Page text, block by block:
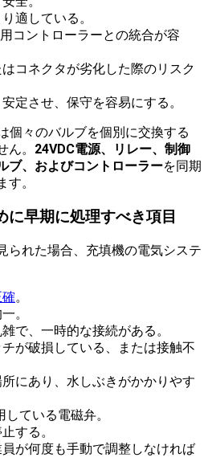
適している。
コントローラーとの統合が容
コネクタが劣化した際のリスク
定させ、保守を容易にする。
個々のバルブを個別に交換する
。 24VDC電源、リレー、制御
ブ、およびコントローラーを同期
。
に早期に処理すべき項目
られた場合、充填機の電気システ
。
。
で、一時的な接続がある。
が破損している、または接触不
にあり、水しぶきがかかりやす
ている電磁弁。
する。
が何度も手動で調整しなければ